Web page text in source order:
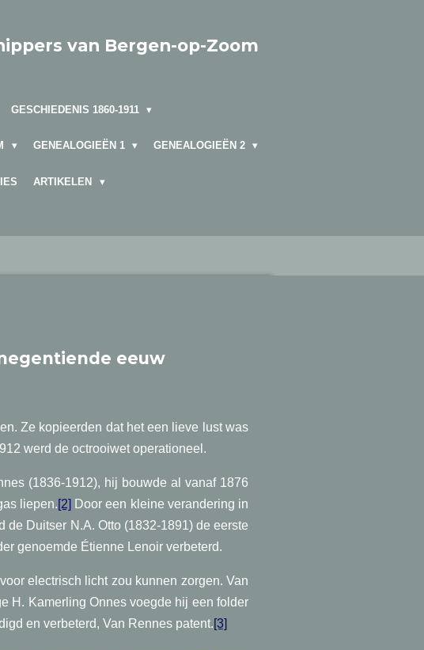
van Bergen-op-Zoom
GESCHIEDENIS 1860-1911
GENEALOGIEËN 1 GENEALOGIEËN 2
ARTIKELEN
eeuw
Ze kopieerden dat het een lieve lust was
werd de octrooiwet operationeel.
(1836-1912), hij bouwde al vanaf 1876
liepen.[2] Door een kleine verandering in
de Duitser N.A. Otto (1832-1891) de eerste
genoemde Étienne Lenoir verbeterd.
electrisch licht zou kunnen zorgen. Van
H. Kamerling Onnes voegde hij een folder
en verbeterd, Van Rennes patent.[3]